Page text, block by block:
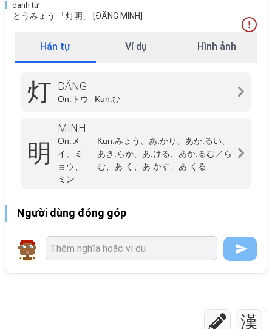
漢
danh từ
とうみょう 「灯明」 [ĐĂNG MINH]
Hán tự Ví dụ Hình ảnh
灯 ĐĂNG
On: トウ Kun:ひ
明
MINH
On: メ
イ、ミ
ョウ、
ミン
Kun:みょう、あ.かり、あか.るい、
あき.らか、あ.ける、あか.るむ／ら
む、あ.く、あ.かす、あ.くる
Người dùng đóng góp